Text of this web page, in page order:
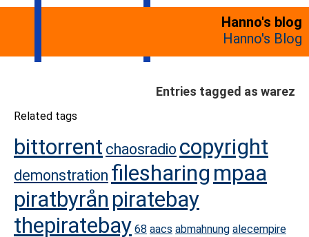
Hanno's blog
Hanno's Blog
Entries tagged as warez
Related tags
bittorrent chaosradio copyright
demonstration filesharing mpaa
piratbyrån piratebay
thepiratebay 68 aacs abmahnung alecempire